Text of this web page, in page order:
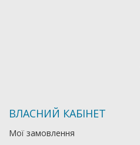
ВЛАСНИЙ КАБІНЕТ
Мої замовлення